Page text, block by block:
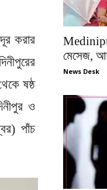
করার
ষষ্ঠ
ও
পাঁচ
মেসেজ,
News Desk -